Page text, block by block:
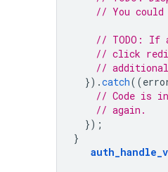
// You
// TODO: If
// click
// additional
}).catch((
// Code is
// again.
});
}